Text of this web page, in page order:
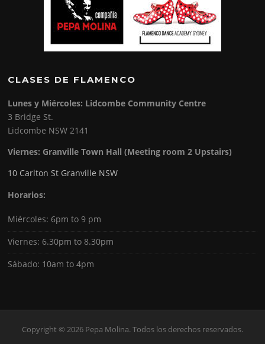
CLASES DE FLAMENCO
Lunes y Miércoles: Lidcombe Community Centre
3 Bridge St.
Lidcombe NSW 2141
Viernes: Granville Town Hall (Meeting room 2 Upstairs)
10 Carlton St Granville NSW
Horarios:
Miércoles: 6pm to 9 pm
Viernes: 6.30pm to 8.30pm
Sábado: 10am to 4pm
Copyright © 2026 Pepa Molina. Todos los derechos reservados.